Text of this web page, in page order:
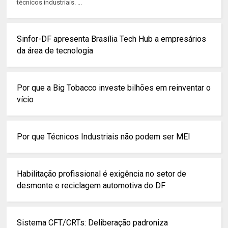
técnicos industriais. ...
Sinfor-DF apresenta Brasília Tech Hub a empresários
da área de tecnologia
Por que a Big Tobacco investe bilhões em reinventar o
vício
Por que Técnicos Industriais não podem ser MEI
Habilitação profissional é exigência no setor de
desmonte e reciclagem automotiva do DF
Sistema CFT/CRTs: Deliberação padroniza